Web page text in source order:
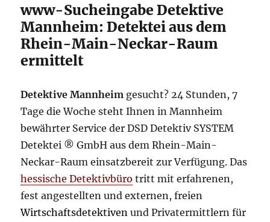
www-Sucheingabe Detektive
Mannheim: Detektei aus dem
Rhein-Main-Neckar-Raum
ermittelt
Detektive Mannheim gesucht? 24 Stunden, 7
Tage die Woche steht Ihnen in Mannheim
bewährter Service der DSD Detektiv SYSTEM
Detektei ® GmbH aus dem Rhein-Main-
Neckar-Raum einsatzbereit zur Verfügung. Das
hessische Detektivbüro tritt mit erfahrenen,
fest angestellten und externen, freien
Wirtschaftsdetektiven und Privatermittlern für